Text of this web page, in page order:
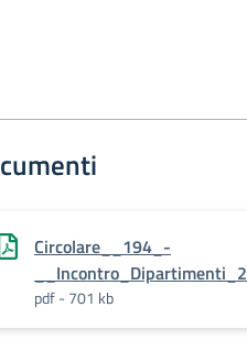
Circolare__194_-
pdf - 701 kb